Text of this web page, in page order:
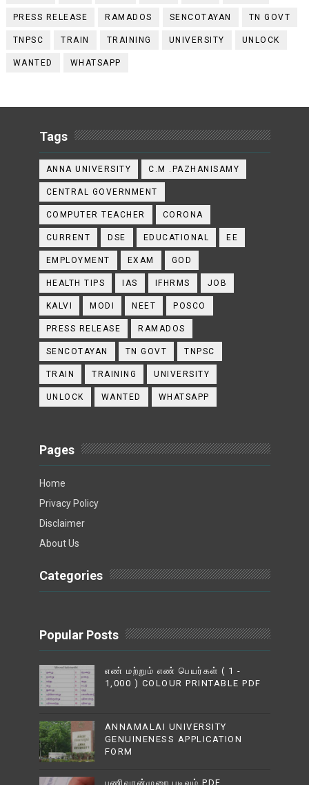
PRESS RELEASE RAMADOS SENCOTAYAN TN GOVT
TNPSC TRAIN TRAINING UNIVERSITY UNLOCK
WANTED WHATSAPP
Tags
ANNA UNIVERSITY C.M .PAZHANISAMY
CENTRAL GOVERNMENT
COMPUTER TEACHER CORONA
CURRENT DSE EDUCATIONAL EE
EMPLOYMENT EXAM GOD
HEALTH TIPS IAS IFHRMS JOB
KALVI MODI NEET POSCO
PRESS RELEASE RAMADOS
SENCOTAYAN TN GOVT TNPSC
TRAIN TRAINING UNIVERSITY
UNLOCK WANTED WHATSAPP
Pages
Home
Privacy Policy
Disclaimer
About Us
Categories
Popular Posts
எண் மற்றும் எண் பெயர்கள் ( 1 -
1,000 ) COLOUR PRINTABLE PDF
ANNAMALAI UNIVERSITY
GENUINENESS APPLICATION
FORM
பணிவரன்முறை படிவம் PDF